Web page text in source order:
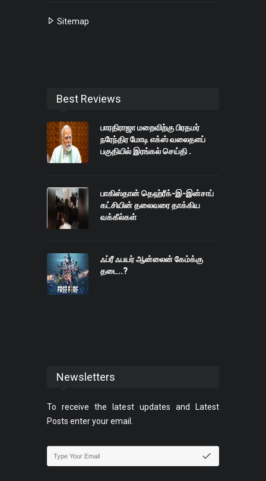
Sitemap
Best Reviews
பாரதிராஜா மறைவிற்கு பிரதமர்
நரேந்திர மோடி எக்ஸ் வலைதளப்
பகுதியில் இரங்கல் செய்தி .
பாகிஸ்தான் தெஹ்ரீக்-இ-இன்சாப்
கட்சியின் தலைவரை தாக்கிய
வக்கீல்கள்
ஃப்ரீ ஃபயர் ஆன்லைன் கேம்க்கு
தடை..?
Newsletters
To receive the latest updates and Latest
Posts enter your email.